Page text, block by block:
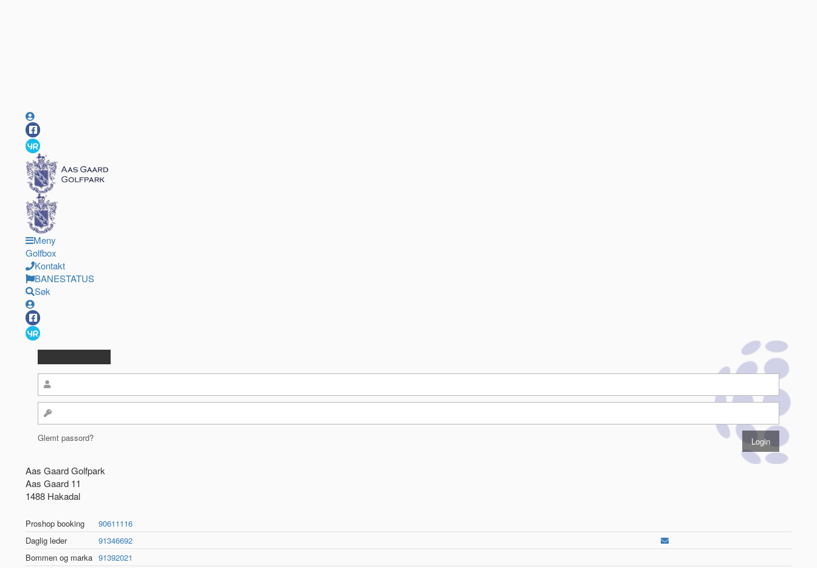
Meny
Golfbox
Kontakt
BANESTATUS
Søk
Glemt passord?
Aas Gaard Golfpark
Aas Gaard 11
1488 Hakadal
Proshop booking
90611116
Daglig leder
91346692
Bommen og marka 91392021